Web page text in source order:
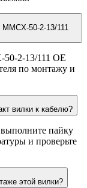
2-13/111 OE
по монтажу и
вилки к кабелю?
выполните пайку
и проверьте
этой вилки?